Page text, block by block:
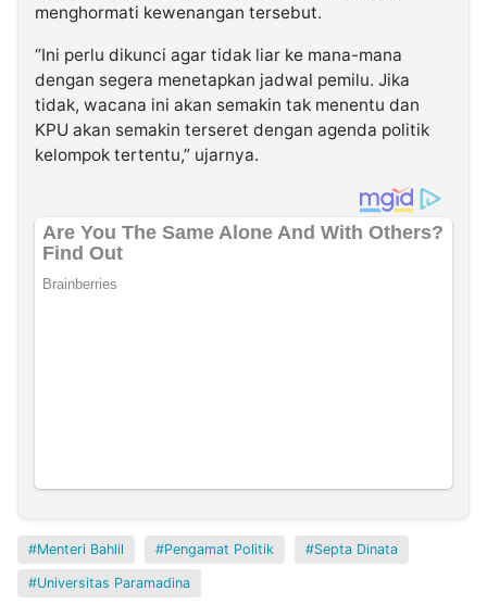
menghormati kewenangan tersebut.
“Ini perlu dikunci agar tidak liar ke mana-mana
dengan segera menetapkan jadwal pemilu. Jika
tidak, wacana ini akan semakin tak menentu dan
KPU akan semakin terseret dengan agenda politik
kelompok tertentu,” ujarnya.
Menteri Bahlil Pengamat Politik Septa Dinata
Universitas Paramadina